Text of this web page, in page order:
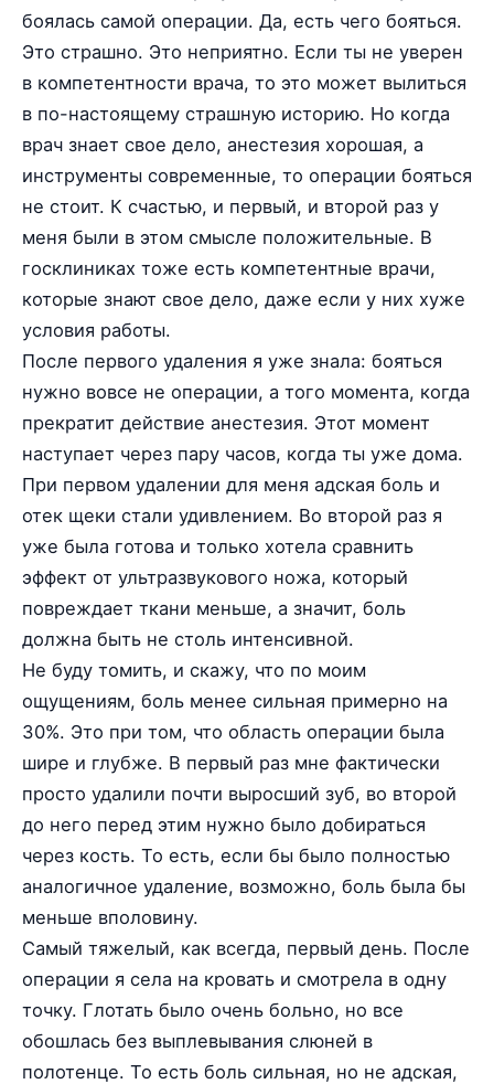
боялась самой операции. Да, есть чего бояться.
Это страшно. Это неприятно. Если ты не уверен
в компетентности врача, то это может вылиться
в по-настоящему страшную историю. Но когда
врач знает свое дело, анестезия хорошая, а
инструменты современные, то операции бояться
не стоит. К счастью, и первый, и второй раз у
меня были в этом смысле положительные. В
госклиниках тоже есть компетентные врачи,
которые знают свое дело, даже если у них хуже
условия работы.
После первого удаления я уже знала: бояться
нужно вовсе не операции, а того момента, когда
прекратит действие анестезия. Этот момент
наступает через пару часов, когда ты уже дома.
При первом удалении для меня адская боль и
отек щеки стали удивлением. Во второй раз я
уже была готова и только хотела сравнить
эффект от ультразвукового ножа, который
повреждает ткани меньше, а значит, боль
должна быть не столь интенсивной.
Не буду томить, и скажу, что по моим
ощущениям, боль менее сильная примерно на
30%. Это при том, что область операции была
шире и глубже. В первый раз мне фактически
просто удалили почти выросший зуб, во второй
до него перед этим нужно было добираться
через кость. То есть, если бы было полностью
аналогичное удаление, возможно, боль была бы
меньше вполовину.
Самый тяжелый, как всегда, первый день. После
операции я села на кровать и смотрела в одну
точку. Глотать было очень больно, но все
обошлась без выплевывания слюней в
полотенце. То есть боль сильная, но не адская,